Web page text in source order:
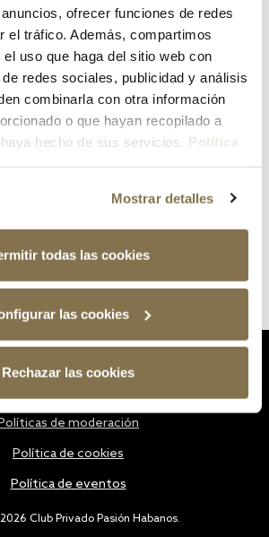
ofrecer funciones de redes
el tráfico. Además, compartimos
uso que haga del sitio web con
redes sociales, publicidad y análisis
combinarla con otra información
o que hayan recopilado a
hecho de sus servicios. Política
Mostrar detalles
todas las cookies
las cookies
Rechazar las cookies
Club Privado Pasión Habanos.
de moderación
Política de cookies
Política de eventos